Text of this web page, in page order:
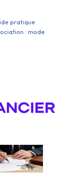
pratique
: mode